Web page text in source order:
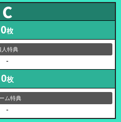
C
0枚
-
0枚
-